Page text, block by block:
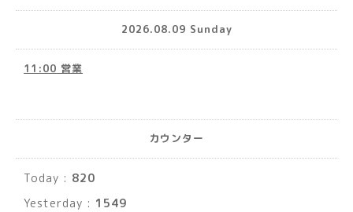
2026.08.09 Sunday
11:00 営業
カウンター
Today : 820
Yesterday : 1549